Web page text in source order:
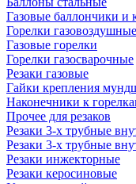
Газовые баллончики и
Горелки газовоздушные
Газовые горелки
Горелки газосварочные
Резаки газовые
Гайки крепления
Наконечники к
Прочее для резаков
Резаки 3-х трубные
Резаки 3-х трубные
Резаки инжекторные
Резаки керосиновые